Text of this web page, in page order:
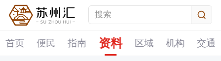
首页 便民 指南 资料 区域 机构 交通